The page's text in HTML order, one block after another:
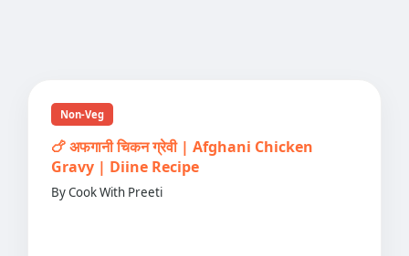
Non-Veg
🍗 अफगानी चिकन ग्रेवी | Afghani Chicken
Gravy | Diine Recipe
By Cook With Preeti